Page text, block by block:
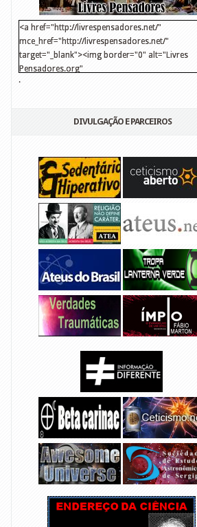
<a href="http://livrespensadores.net/"
mce_href="http://livrespensadores.net/"
target="_blank"><img border="0" alt="Livres
Pensadores.org"
src="http://lh6.ggpht.com/_25pDjsdjolQ/
.
DIVULGAÇÃO E PARCEIROS